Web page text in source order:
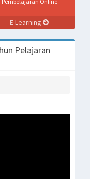
E-Learning
Pelajaran